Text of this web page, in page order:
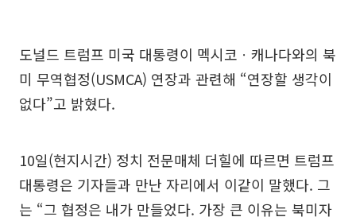
도널드 트럼프 미국 대통령이 멕시코ㆍ캐나다와의 북
미 무역협정(USMCA) 연장과 관련해 “연장할 생각이
없다”고 밝혔다.
10일(현지시간) 정치 전문매체 더힐에 따르면 트럼프
대통령은 기자들과 만난 자리에서 이같이 말했다. 그
는 “그 협정은 내가 만들었다. 가장 큰 이유는 북미자